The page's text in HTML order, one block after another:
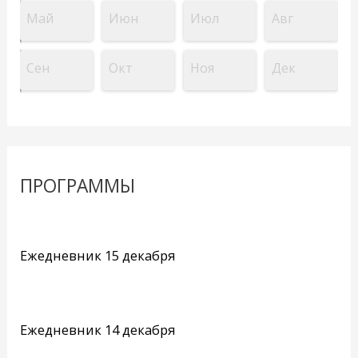
Май Июн Июл Авг
Сен Окт Ноя Дек
ПРОГРАММЫ
Ежедневник 15 декабря
Ежедневник 14 декабря